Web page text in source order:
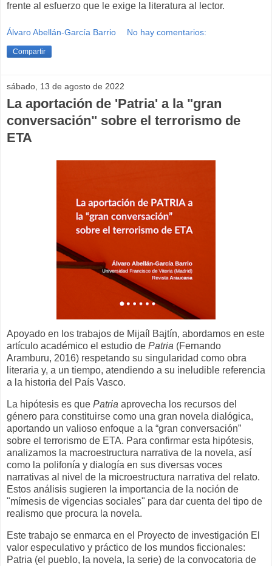
frente al esfuerzo que le exige la literatura al lector.
Álvaro Abellán-García Barrio No hay comentarios:
Compartir
sábado, 13 de agosto de 2022
La aportación de 'Patria' a la "gran
conversación" sobre el terrorismo de
ETA
Apoyado en los trabajos de Mijaíl Bajtín, abordamos en este
artículo académico el estudio de Patria (Fernando
Aramburu, 2016) respetando su singularidad como obra
literaria y, a un tiempo, atendiendo a su ineludible referencia
a la historia del País Vasco.
La hipótesis es que Patria aprovecha los recursos del
género para constituirse como una gran novela dialógica,
aportando un valioso enfoque a la “gran conversación”
sobre el terrorismo de ETA. Para confirmar esta hipótesis,
analizamos la macroestructura narrativa de la novela, así
como la polifonía y dialogía en sus diversas voces
narrativas al nivel de la microestructura narrativa del relato.
Estos análisis sugieren la importancia de la noción de
"mímesis de vigencias sociales" para dar cuenta del tipo de
realismo que procura la novela.
Este trabajo se enmarca en el Proyecto de investigación El
valor especulativo y práctico de los mundos ficcionales:
Patria (el pueblo, la novela, la serie) de la convocatoria de